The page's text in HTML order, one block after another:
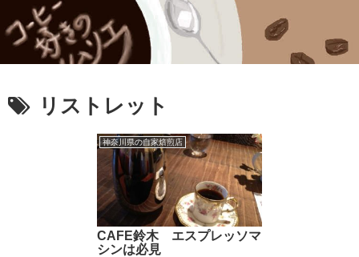
リストレット
神奈川県の自家焙煎店
CAFE鈴木 エスプレッソマ
シンは必見